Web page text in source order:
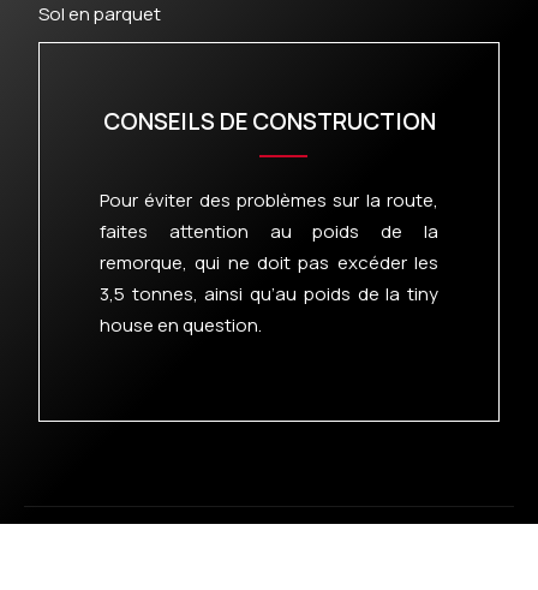
Sol en parquet
CONSEILS DE CONSTRUCTION
Pour éviter des problèmes sur la route,
faites attention au poids de la
remorque, qui ne doit pas excéder les
3,5 tonnes, ainsi qu’au poids de la tiny
house en question.